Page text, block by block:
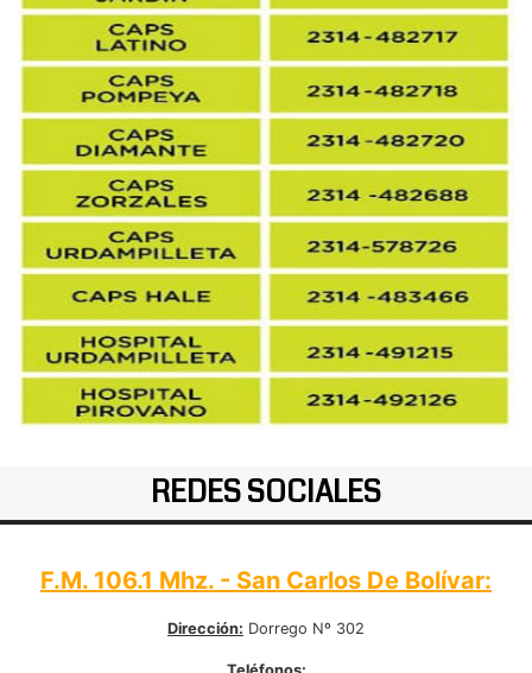
REDES SOCIALES
F.M. 106.1 Mhz. - San Carlos De Bolívar:
Dirección: Dorrego Nº 302